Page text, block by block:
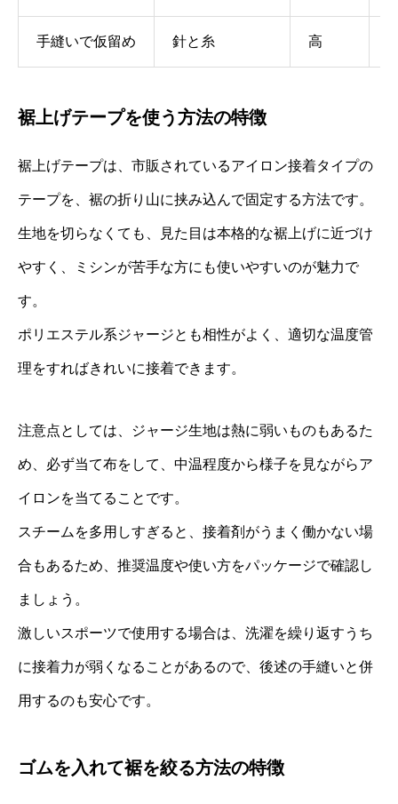
手縫いで仮留め 針と糸 高
裾上げテープを使う方法の特徴
裾上げテープは、市販されているアイロン接着タイプの
テープを、裾の折り山に挟み込んで固定する方法です。
生地を切らなくても、見た目は本格的な裾上げに近づけ
やすく、ミシンが苦手な方にも使いやすいのが魅力で
す。
ポリエステル系ジャージとも相性がよく、適切な温度管
理をすればきれいに接着できます。
注意点としては、ジャージ生地は熱に弱いものもあるた
め、必ず当て布をして、中温程度から様子を見ながらア
イロンを当てることです。
スチームを多用しすぎると、接着剤がうまく働かない場
合もあるため、推奨温度や使い方をパッケージで確認し
ましょう。
激しいスポーツで使用する場合は、洗濯を繰り返すうち
に接着力が弱くなることがあるので、後述の手縫いと併
用するのも安心です。
ゴムを入れて裾を絞る方法の特徴